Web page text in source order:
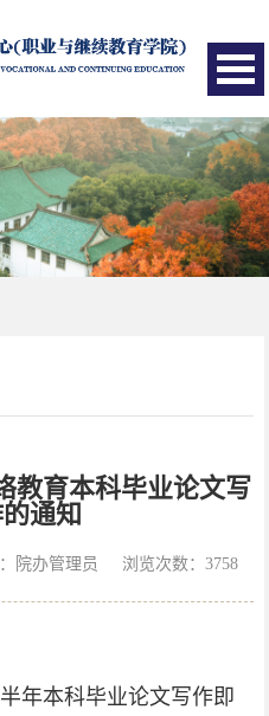
教育本科毕业论文写
通知
院办管理员 浏览次数： 3758
年本科毕业论文写作即